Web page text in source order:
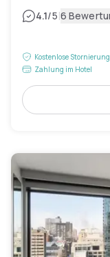
4.1/5|6
Kostenlose Stornierung
Zahlung im Hotel